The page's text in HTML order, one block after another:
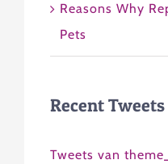
Reasons Why
Pets
Recent Tweets
Tweets van